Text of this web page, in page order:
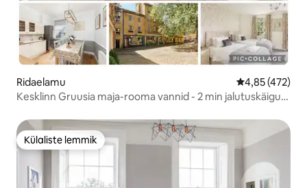
Ridaelamu Keskmine
4,85 (472)
Kesklinn Gruusia maja-rooma vannid - 2 min jalutuskäigu
Külaliste lemmik
Külaliste lemmik